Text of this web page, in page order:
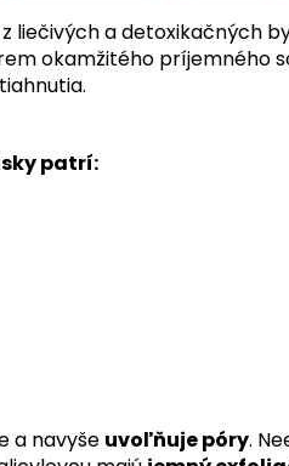
liečivých a detoxikačných
okamžitého príjemného
patrí:
a navyše uvoľňuje póry.